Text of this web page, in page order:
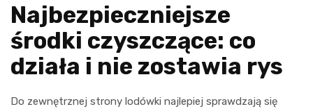
Najbezpieczniejsze
środki czyszczące: co
działa i nie zostawia rys
Do zewnętrznej strony lodówki najlepiej sprawdzają się